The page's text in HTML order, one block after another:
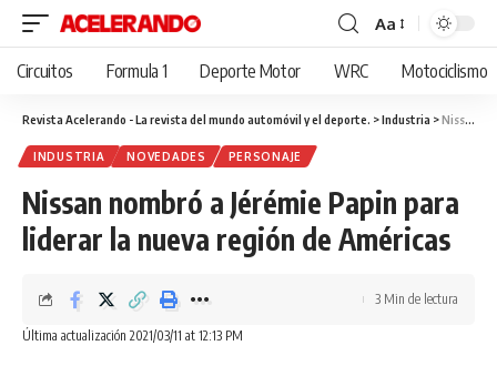
Cambiar
tamaño
fuente
Aa
Circuitos Formula 1 Deporte Motor WRC Motociclismo
Revista Acelerando - La revista del mundo automóvil y el deporte. >Industria >Nissan nombró a Jérémie Papin para liderar la nueva región de Américas
INDUSTRIA NOVEDADES PERSONAJE
Nissan nombró a Jérémie Papin para
liderar la nueva región de Américas
Última actualización 2021/03/11 at 12:13 PM
3 Min de lectura